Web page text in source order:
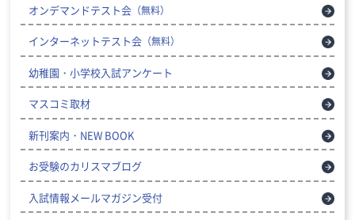
オンデマンドテスト会 （無料）
インターネットテスト会 （無料）
幼稚園・小学校入試アンケート
マスコミ取材
新刊案内・NEW BOOK
お受験のカリスマブログ
入試情報メールマガジン受付